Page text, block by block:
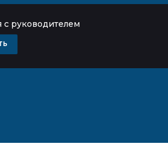
с руководителем